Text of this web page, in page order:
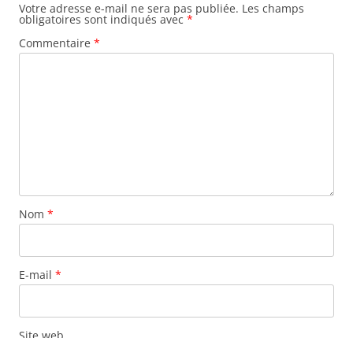
Votre adresse e-mail ne sera pas publiée. Les champs
obligatoires sont indiqués avec *
Commentaire *
Nom *
E-mail *